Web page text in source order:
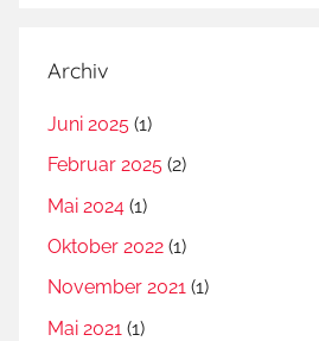
Archiv
Juni 2025 (1)
Februar 2025 (2)
Mai 2024 (1)
Oktober 2022 (1)
November 2021 (1)
Mai 2021 (1)